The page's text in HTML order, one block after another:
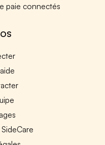
paie connectés